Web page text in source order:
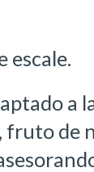
escale.
a
de